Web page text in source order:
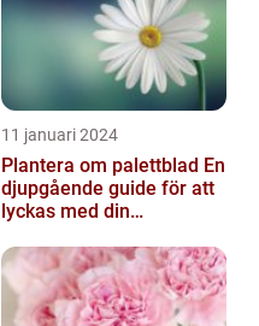
11 januari 2024
Plantera om palettblad En
djupgående guide för att
lyckas med din